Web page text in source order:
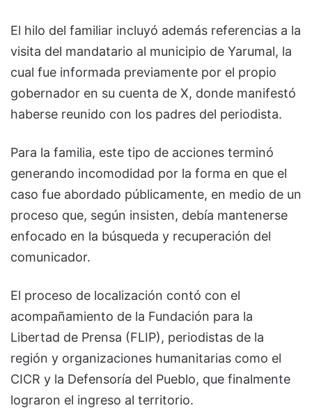
El hilo del familiar incluyó además referencias a la
visita del mandatario al municipio de Yarumal, la
cual fue informada previamente por el propio
gobernador en su cuenta de X, donde manifestó
haberse reunido con los padres del periodista.
Para la familia, este tipo de acciones terminó
generando incomodidad por la forma en que el
caso fue abordado públicamente, en medio de un
proceso que, según insisten, debía mantenerse
enfocado en la búsqueda y recuperación del
comunicador.
El proceso de localización contó con el
acompañamiento de la Fundación para la
Libertad de Prensa (FLIP), periodistas de la
región y organizaciones humanitarias como el
CICR y la Defensoría del Pueblo, que finalmente
lograron el ingreso al territorio.